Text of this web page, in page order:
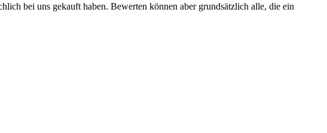
bei uns gekauft haben. Bewerten können aber grundsätzlich alle, die ein